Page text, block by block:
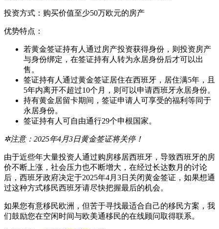
投资方式：购买价值至少50万欧元的房产
优势特点：
若黄金签证持有人通过房产投资获得身份，则投资房产
与身份绑定，在签证持有人转为永居身份后才可以出
售。
签证持有人通过黄金签证居住在西班牙，居住满5年，且
5年内离开不超过10个月，则可以申请西班牙永居身份。
持有黄金居留卡期间，签证申请人可享受的福利等同于
永居身份。
签证持有人可自由通行29个申根国家。
✲注意：2025年4月3日黄金签证将关停！
由于近些年大量投资人通过购房移居西班牙，导致西班牙的房
价不断上涨，社会压力也不断增大，在经过长达数月的讨论
后，西班牙政府决定于2025年4月3日关闭黄金签证，如果想通
过这种方式移民西班牙请尽快把握最后的机会。
如果您有意移民欧洲，但苦于寻找最适合自己的移民方案，我
们鼓励您在空闲时间与欧美通移民的在线顾问取得联系。